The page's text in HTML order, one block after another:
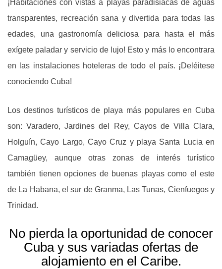
¡Habitaciones con vistas a playas paradisiacas de aguas
transparentes, recreación sana y divertida para todas las
edades, una gastronomía deliciosa para hasta el más
exígete paladar y servicio de lujo! Esto y más lo encontrara
en las instalaciones hoteleras de todo el país. ¡Deléitese
conociendo Cuba!
Los destinos turísticos de playa más populares en Cuba
son: Varadero, Jardines del Rey, Cayos de Villa Clara,
Holguín, Cayo Largo, Cayo Cruz y playa Santa Lucia en
Camagüey, aunque otras zonas de interés turístico
también tienen opciones de buenas playas como el este
de La Habana, el sur de Granma, Las Tunas, Cienfuegos y
Trinidad.
No pierda la oportunidad de conocer
Cuba y sus variadas ofertas de
alojamiento en el Caribe.